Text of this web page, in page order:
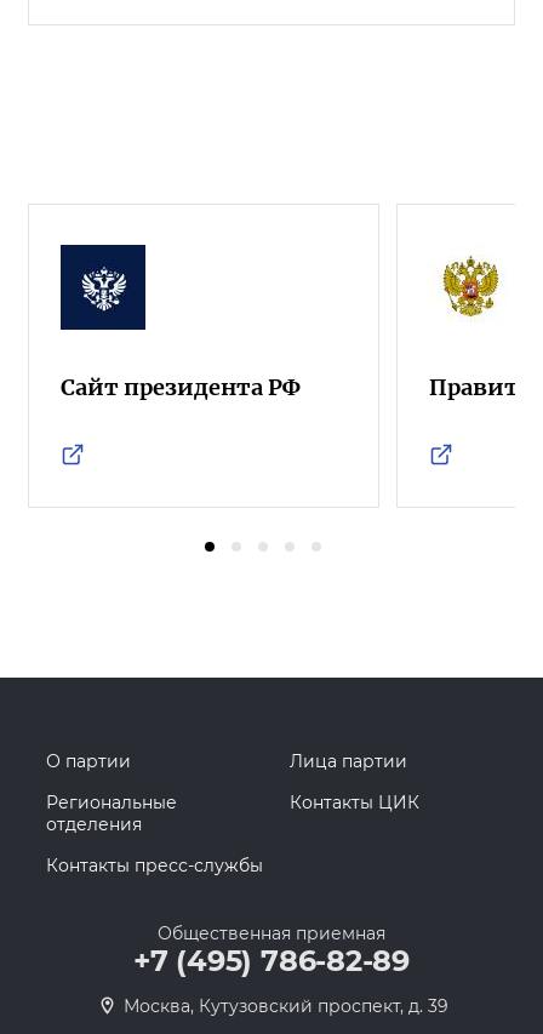
Сайт президента РФ
О партии
Лица партии
Региональные
отделения
Контакты ЦИК
Контакты пресс-службы
Общественная приемная
+7 (495) 786-82-89
Москва, Кутузовский проспект, д. 39